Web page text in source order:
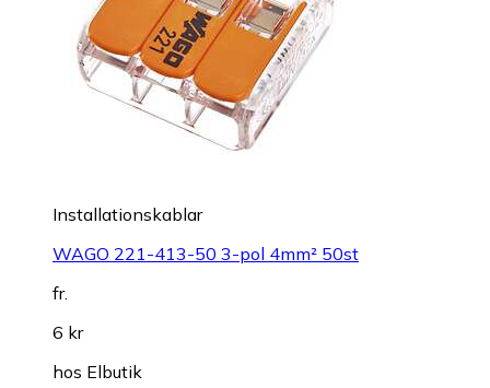
Installationskablar
WAGO 221-413-50 3-pol 4mm² 50st
fr.
6 kr
hos Elbutik